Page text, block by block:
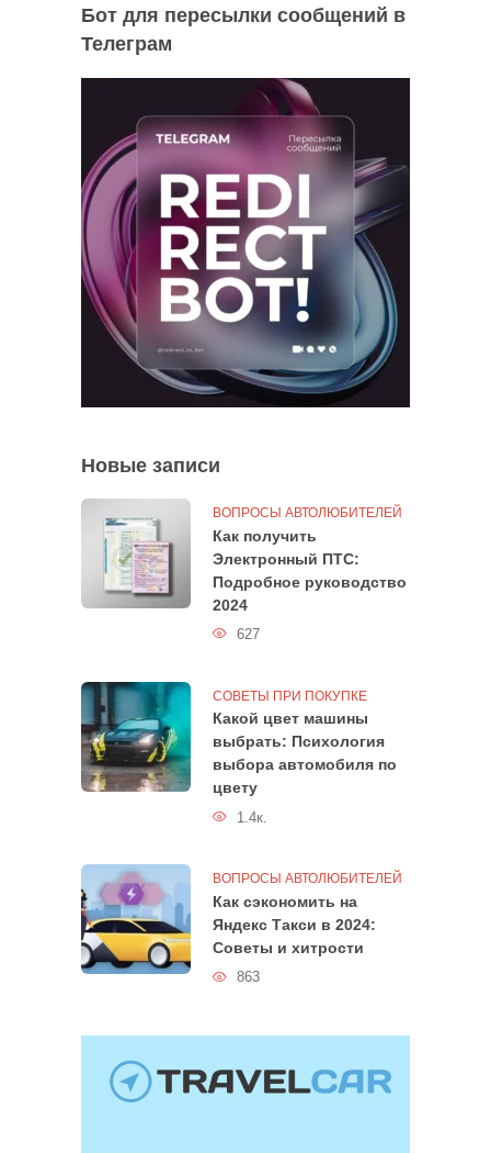
Бот для пересылки сообщений в
Телеграм
Новые записи
ВОПРОСЫ АВТОЛЮБИТЕЛЕЙ
Как получить
Электронный ПТС:
Подробное руководство
2024
627
СОВЕТЫ ПРИ ПОКУПКЕ
Какой цвет машины
выбрать: Психология
выбора автомобиля по
цвету
1.4к.
ВОПРОСЫ АВТОЛЮБИТЕЛЕЙ
Как сэкономить на
Яндекс Такси в 2024:
Советы и хитрости
863